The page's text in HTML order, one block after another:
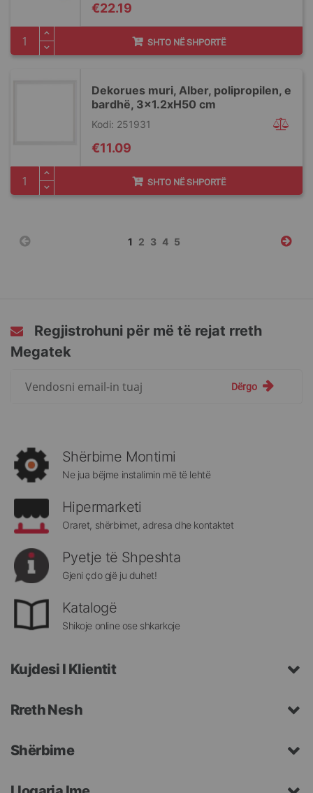
€22.19
SHTO NË SHPORTË
Dekorues muri, Alber, polipropilen, e
bardhë, 3x1.2xH50 cm
Kodi: 251931
€11.09
SHTO NË SHPORTË
Faqja
You're
1 Faqja
2 Faqja
3 Faqja
4 Faqja
5
Regjistrohuni për më të rejat rreth
Megatek
rreth
Megatek:
Dërgo
Shërbime Montimi
Ne jua bëjme instalimin më të lehtë
Hipermarketi
Oraret, shërbimet, adresa dhe kontaktet
Pyetje të Shpeshta
Gjeni çdo gjë ju duhet!
Katalogë
Shikoje online ose shkarkoje
Kujdesi I Klientit
Rreth Nesh
Shërbime